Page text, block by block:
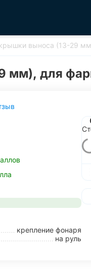
выноса (13-29
мм), для
крепление фонаря
на руль